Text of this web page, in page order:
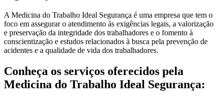
A Medicina do Trabalho Ideal Segurança é uma empresa que tem o
foco em assegurar o atendimento às exigências legais, a valorização
e preservação da integridade dos trabalhadores e o fomento à
conscientização e estudos relacionados à busca pela prevenção de
acidentes e a qualidade de vida dos trabalhadores.
Conheça os serviços oferecidos pela
Medicina do Trabalho Ideal Segurança: